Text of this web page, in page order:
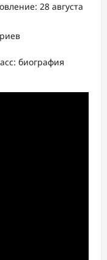
28 августа